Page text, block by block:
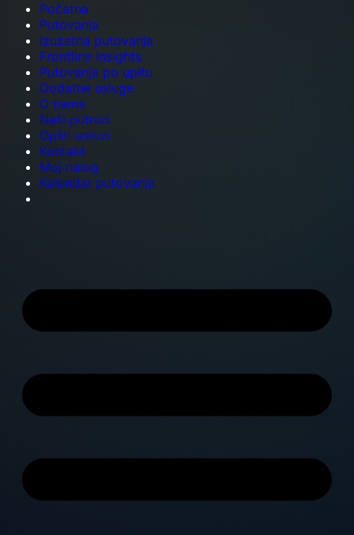
Početna
Putovanja
Izuzetna putovanja
Frontline Insights
Putovanja po upitu
Dodatne usluge
O nama
Naši putnici
Opšti uslovi
Kontakt
Moj nalog
Kalendar putovanja